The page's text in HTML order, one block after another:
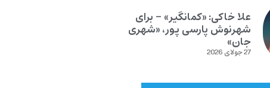
علا خاکی: «کمانگیر» – برای
شهرنوش پارسی پور، «شهری
جان»
27 جولای 2026